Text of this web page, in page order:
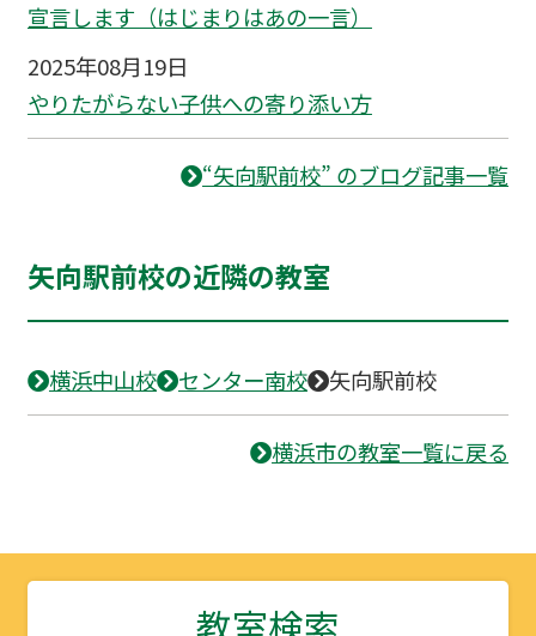
宣言します（はじまりはあの一言）
2025年08月19日
やりたがらない子供への寄り添い方
“矢向駅前校” のブログ記事一覧
矢向駅前校の近隣の教室
横浜中山校 センター南校 矢向駅前校
横浜市の教室一覧に戻る
教室検索